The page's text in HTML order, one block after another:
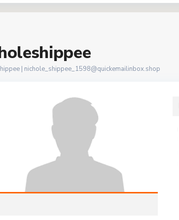
| nichole_shippee_1598@quickemailinbox.shop